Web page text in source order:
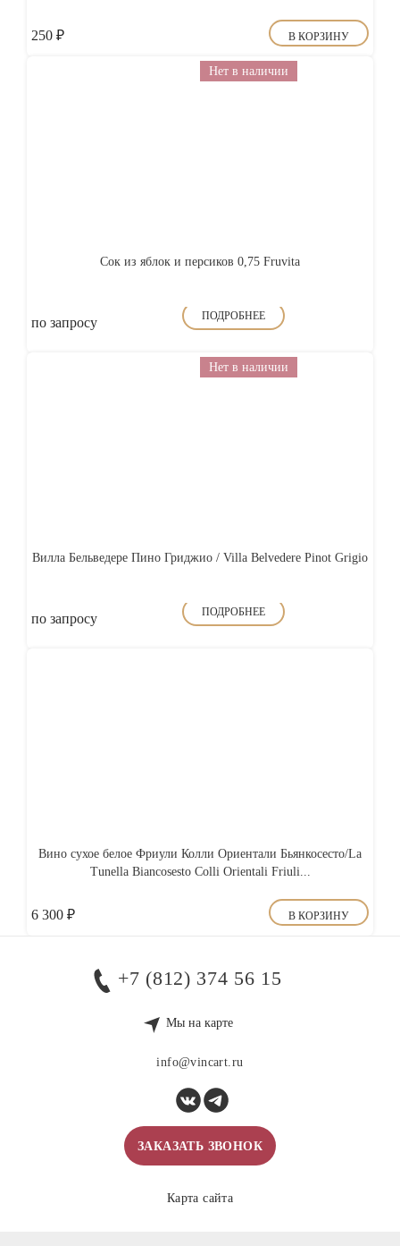
250 ₽ В КОРЗИНУ
Нет в наличии
Сок из яблок и персиков 0,75 Fruvita
по запросу ПОДРОБНЕЕ
Нет в наличии
Вилла Бельведере Пино Гриджио / Villa Belvedere Pinot Grigio
по запросу ПОДРОБНЕЕ
Вино сухое белое Фриули Колли Ориентали Бьянкосесто/La
Tunella Biancosesto Colli Orientali Friuli...
6 300 ₽ В КОРЗИНУ
+7 (812) 374 56 15
Мы на карте
info@vincart.ru
ЗАКАЗАТЬ ЗВОНОК
Карта сайта